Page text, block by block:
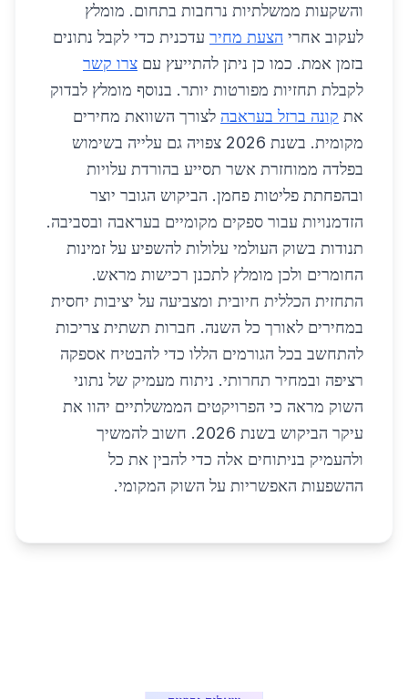
והשקעות ממשלתיות נרחבות בתחום. מומלץ
לעקוב אחרי הצעת מחיר עדכנית כדי לקבל נתונים
בזמן אמת. כמו כן ניתן להתייעץ עם צרו קשר
לקבלת תחזיות מפורטות יותר. בנוסף מומלץ לבדוק
את קונה ברזל בעראבה לצורך השוואת מחירים
מקומית. בשנת 2026 צפויה גם עלייה בשימוש
בפלדה ממוחזרת אשר תסייע בהורדת עלויות
ובהפחתת פליטות פחמן. הביקוש הגובר יוצר
הזדמנויות עבור ספקים מקומיים בעראבה ובסביבה.
תנודות בשוק העולמי עלולות להשפיע על זמינות
החומרים ולכן מומלץ לתכנן רכישות מראש.
התחזית הכללית חיובית ומצביעה על יציבות יחסית
במחירים לאורך כל השנה. חברות תשתית צריכות
להתחשב בכל הגורמים הללו כדי להבטיח אספקה
רציפה ובמחיר תחרותי. ניתוח מעמיק של נתוני
השוק מראה כי הפרויקטים הממשלתיים יהוו את
עיקר הביקוש בשנת 2026. חשוב להמשיך
ולהעמיק בניתוחים אלה כדי להבין את כל
ההשפעות האפשריות על השוק המקומי.